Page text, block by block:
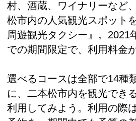
村、酒蔵、ワイナリーなど
松市内の人気観光スポット
周遊観光タクシー』。2021
での期間限定で、利用料金
選べるコースは全部で14種
に、二本松市内を観光でき
利用してみよう。利用の際